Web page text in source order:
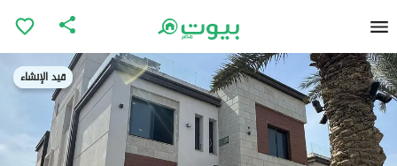
قيد الإنشاء
قيد الإنشاء